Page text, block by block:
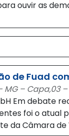
ouvir as
de Fuad
– Capa,03
Em debate
foi o atual
da Câmara de